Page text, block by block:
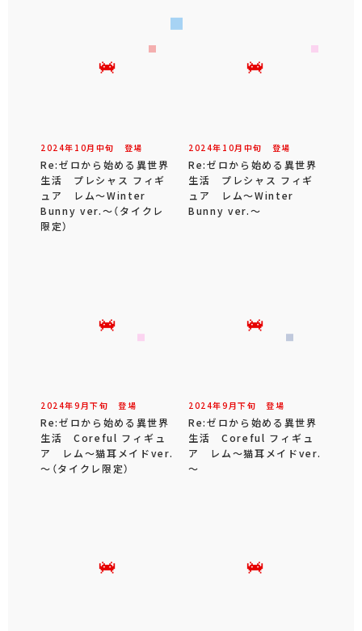
2024年 10月 中旬 登場
Re:ゼロから始める異世界
生活 プレシャス フィギ
ュア レム～Winter
Bunny ver.～（タイクレ
限定）
2024年 10月 中旬 登場
Re:ゼロから始める異世界
生活 プレシャス フィギ
ュア レム～Winter
Bunny ver.～
2024年9 月下旬 登場
Re:ゼロから始める異世界
生活 Coreful フィギュ
ア レム～猫耳メイドver.
～（タイクレ限定）
2024年9 月下旬 登場
Re:ゼロから始める異世界
生活 Coreful フィギュ
ア レム～猫耳メイドver.
～